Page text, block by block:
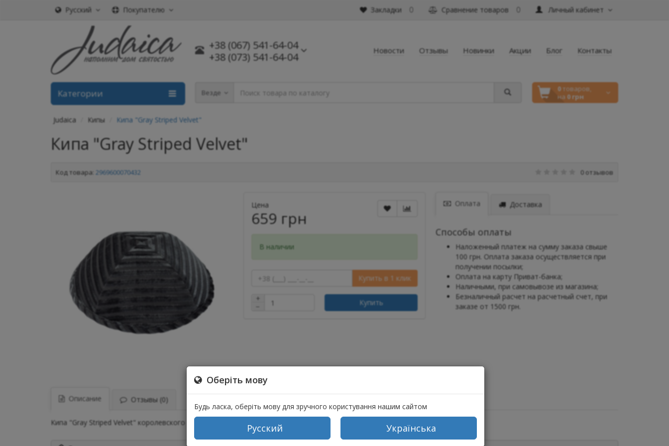
Русский Личный кабинет
Покупателю Закладки 0 Сравнение товаров 0
+38 (067) 541-64-04
+38 (073) 541-64-04
Новости Отзывы Новинки Акции Блог Контакты
Везде 0товаров,
на 0 грн
Категории
Оберіть мову
Будь ласка, оберіть мову для зручного користування нашим сайтом
Русский Українська
Judaica Кипы Кипа "Gray Striped Velvet"
Кипа "Gray Striped Velvet"
Код товара: 2969600070432 0 отзывов
Цена
659 грн
В наличии
Купить в 1 клик
+
−
Купить
Оплата Доставка
Способы оплаты
Наложенный платеж на сумму заказа свыше
100 грн. Оплата заказа осуществляется при
получении посылки;
Оплата на карту Приват-банка;
Наличными, при самовывозе из магазина;
Безналичный расчет на расчетный счет, при
заказе от 1500 грн.
Описание Отзывы (0)
Кипа "Gray Striped Velvet" королевского кроя. Кипа отличного качества, есть подкладка и место для заколки.